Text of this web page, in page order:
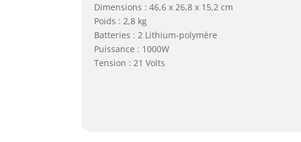
Dimensions : 46,6 x 26,8 x 15,2 cm
Poids : 2,8 kg
Batteries : 2 Lithium-polymère
Puissance : 1000W
Tension : 21 Volts